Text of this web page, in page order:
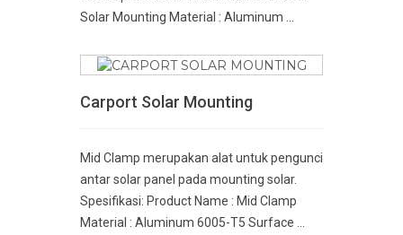
Solar Mounting Material : Aluminum ...
Carport Solar Mounting
Mid Clamp merupakan alat untuk pengunci
antar solar panel pada mounting solar.
Spesifikasi: Product Name : Mid Clamp
Material : Aluminum 6005-T5 Surface ...